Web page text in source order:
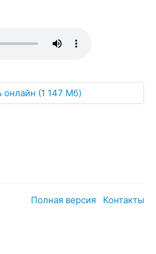
онлайн (1 147 Мб)
Полная версия Контакты